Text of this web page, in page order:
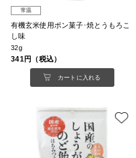
常温
有機玄米使用ポン菓子･焼とうもろこ
し味
32g
341円（税込）
カートに入れる